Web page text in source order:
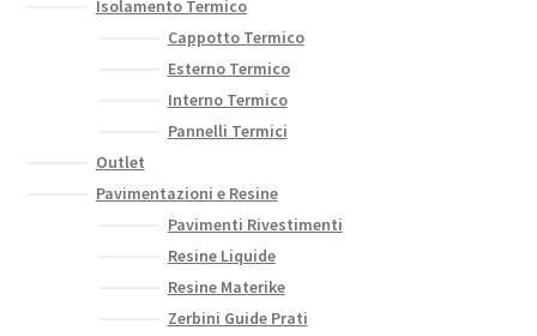
Isolamento Termico
Cappotto Termico
Esterno Termico
Interno Termico
Pannelli Termici
Outlet
Pavimentazioni e Resine
Pavimenti Rivestimenti
Resine Liquide
Resine Materike
Zerbini Guide Prati